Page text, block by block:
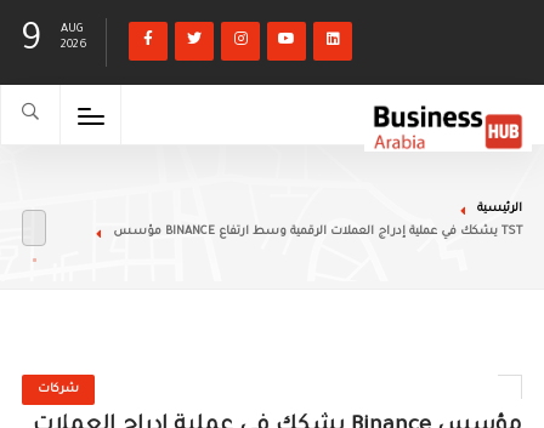
9
AUG
2026
الرئيسية
مؤسس BINANCE يشكك في عملية إدراج العملات الرقمية وسط ارتفاع TST
شركات